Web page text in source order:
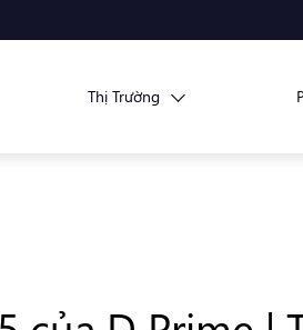
Thị Trường